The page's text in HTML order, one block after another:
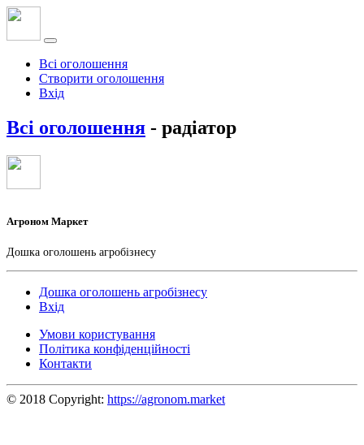
Всі оголошення
Створити оголошення
Вхід
Всі оголошення - радіатор
Агроном Маркет
Дошка оголошень агробізнесу
Дошка оголошень агробізнесу
Вхід
Умови користування
Політика конфіденційності
Контакти
© 2018 Copyright: https://agronom.market